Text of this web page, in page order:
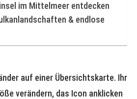
im Mittelmeer entdecken
& endlose
auf einer Übersichtskarte. Ihr
verändern, das Icon anklicken